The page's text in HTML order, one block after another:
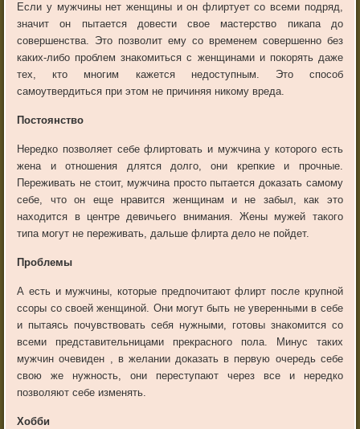
Если у мужчины нет женщины и он флиртует со всеми подряд,
значит он пытается довести свое мастерство пикапа до
совершенства. Это позволит ему со временем совершенно без
каких-либо проблем знакомиться с женщинами и покорять даже
тех, кто многим кажется недоступным. Это способ
самоутвердиться при этом не причиняя никому вреда.
Постоянство
Нередко позволяет себе флиртовать и мужчина у которого есть
жена и отношения длятся долго, они крепкие и прочные.
Переживать не стоит, мужчина просто пытается доказать самому
себе, что он еще нравится женщинам и не забыл, как это
находится в центре девичьего внимания. Жены мужей такого
типа могут не переживать, дальше флирта дело не пойдет.
Проблемы
А есть и мужчины, которые предпочитают флирт после крупной
ссоры со своей женщиной. Они могут быть не уверенными в себе
и пытаясь почувствовать себя нужными, готовы знакомится со
всеми представительницами прекрасного пола. Минус таких
мужчин очевиден , в желании доказать в первую очередь себе
свою же нужность, они переступают через все и нередко
позволяют себе изменять.
Хобби